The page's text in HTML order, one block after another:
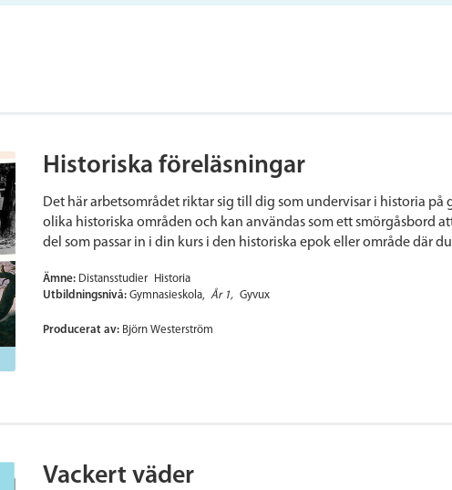
Historiska föreläsningar
Det här arbetsområdet riktar sig till dig som undervisar i historia på
olika historiska områden och kan användas som ett smörgåsbord
del som passar in i din kurs i den historiska epok eller område där
Ämne: Distansstudier
Historia
Utbildningsnivå: Gymnasieskola År 1 Gyvux
Producerat av: Björn Westerström
Vackert väder